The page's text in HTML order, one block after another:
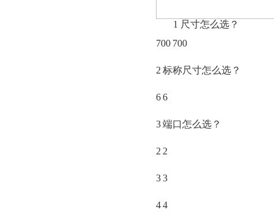
1 尺寸怎么选？
700 700
2 标称尺寸怎么选？
66
3端口怎么选？
2 2
33
44